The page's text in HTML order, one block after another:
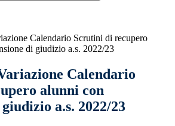
Calendario Scrutini di recupero
di giudizio a.s. 2022/23
Calendario
alunni con
a.s. 2022/23